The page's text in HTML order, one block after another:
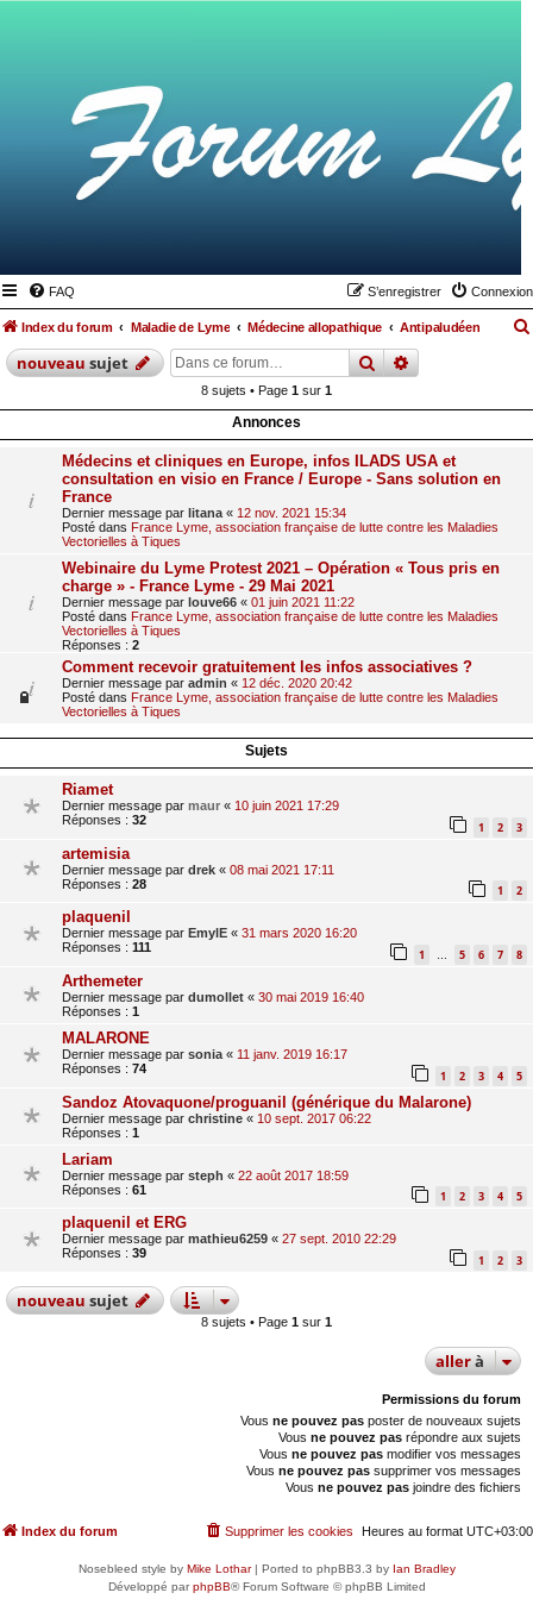
FAQ Connexion
S’enregistrer
Index du forum Maladie de Lyme Médecine allopathique Antipaludéen
nouveausujet rechercher
recherche
8 sujets • Page 1 sur 1
Annonces
Médecins et cliniques en Europe, infos ILADS USA et
consultation en visio en France / Europe - Sans solution en
France
Dernier message par litana « 12 nov. 2021 15:34
Posté dans France Lyme, association française de lutte contre les Maladies
Vectorielles à Tiques
Webinaire du Lyme Protest 2021 – Opération « Tous pris en
charge » - France Lyme - 29 Mai 2021
Dernier message par louve66 « 01 juin 2021 11:22
Posté dans France Lyme, association française de lutte contre les Maladies
Vectorielles à Tiques
Réponses : 2
Comment recevoir gratuitement les infos associatives ?
Dernier message par admin « 12 déc. 2020 20:42
Posté dans France Lyme, association française de lutte contre les Maladies
Vectorielles à Tiques
Sujets
Riamet
Dernier message par maur « 10 juin 2021 17:29
Réponses : 32 1 2 3
artemisia
Dernier message par drek « 08 mai 2021 17:11
Réponses : 28 1 2
plaquenil
Dernier message par EmylE « 31 mars 2020 16:20
Réponses : 111 1 … 5 6 7 8
Arthemeter
Dernier message par dumollet « 30 mai 2019 16:40
Réponses : 1
MALARONE
Dernier message par sonia « 11 janv. 2019 16:17
Réponses : 74 1 2 3 4 5
Sandoz Atovaquone/proguanil (générique du Malarone)
Dernier message par christine « 10 sept. 2017 06:22
Réponses : 1
Lariam
Dernier message par steph « 22 août 2017 18:59
Réponses : 61 1 2 3 4 5
plaquenil et ERG
Dernier message par mathieu6259 « 27 sept. 2010 22:29
Réponses : 39 1 2 3
nouveausujet
8 sujets • Page 1 sur 1
allerà
Permissions du forum
Vous ne pouvez pas poster de nouveaux sujets
Vous ne pouvez pas répondre aux sujets
Vous ne pouvez pas modifier vos messages
Vous ne pouvez pas supprimer vos messages
Vous ne pouvez pas joindre des fichiers
Index du forum Heures au format UTC+03:00
Supprimer les cookies
Nosebleed style by Mike Lothar| Ported to phpBB3.3 by Ian Bradley
Développé parphpBB® Forum Software © phpBB Limited